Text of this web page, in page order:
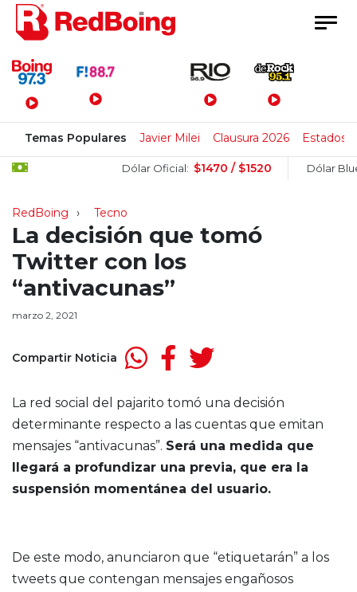
Menú Principal
Temas Populares Javier Milei Clausura 2026 Estados
Dólar Oficial: $1470 / $1520 Dólar Blue:
RedBoing Tecno
La decisión que tomó
Twitter con los
“antivacunas”
marzo 2, 2021
Compartir Noticia
La red social del pajarito tomó una decisión
determinante respecto a las cuentas que emitan
mensajes “antivacunas”. Será una medida que
llegará a profundizar una previa, que era la
suspensión momentánea del usuario.
De este modo, anunciaron que “etiquetarán” a los
tweets que contengan mensajes engañosos